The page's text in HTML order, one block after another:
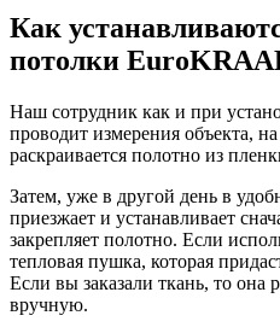
Как
потолки
Наш сотрудник как и при
проводит измерения объекта,
раскраивается полотно из
Затем, уже в другой день в
приезжает и устанавливает
закрепляет полотно. Если
тепловая пушка, которая
Если вы заказали ткань, то она
вручную.